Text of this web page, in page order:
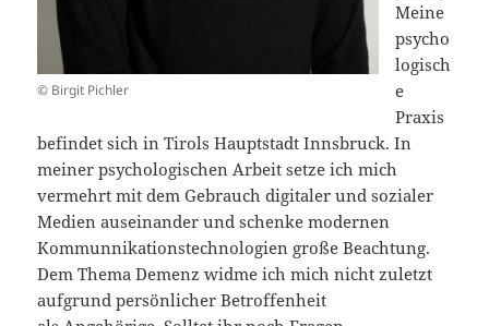
© Birgit Pichler
Meine
psycho
logisch
e
Praxis
befindet sich in Tirols Hauptstadt Innsbruck. In
meiner psychologischen Arbeit setze ich mich
vermehrt mit dem Gebrauch digitaler und sozialer
Medien auseinander und schenke modernen
Kommunnikationstechnologien große Beachtung.
Dem Thema Demenz widme ich mich nicht zuletzt
aufgrund persönlicher Betroffenheit